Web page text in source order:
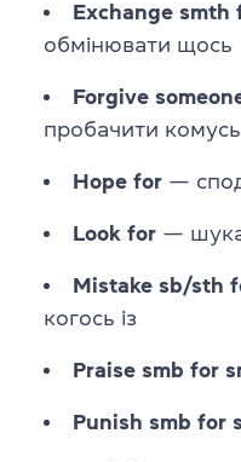
Exchange smth
обмінювати щось
Forgive
пробачити
Hope for —
Look for —
Mistake sb/sth
когось із
Praise smb for
Punish smb for